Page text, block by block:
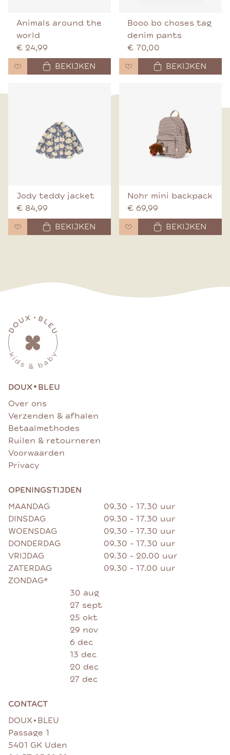
Animals around the
world
€ 24,99
BEKIJKEN
Booo bo choses tag
denim pants
€ 70,00
BEKIJKEN
Jody teddy jacket
€ 84,99
BEKIJKEN
Nohr mini backpack
€ 69,99
BEKIJKEN
DOUX• BLEU
Over ons
Verzenden & afhalen
Betaalmethodes
Ruilen & retourneren
Voorwaarden
Privacy
OPENINGSTIJDEN
MAANDAG
09.30 - 17.30 uur
DINSDAG
09.30 - 17.30 uur
WOENSDAG
09.30 - 17.30 uur
DONDERDAG
09.30 - 17.30 uur
VRIJDAG
09.30 - 20.00 uur
ZATERDAG
09.30 - 17.00 uur
ZONDAG*
30 aug
27 sept
25 okt
29 nov
6 dec
13 dec
20 dec
27 dec
CONTACT
DOUX • BLEU
Passage 1
5401 GK Uden